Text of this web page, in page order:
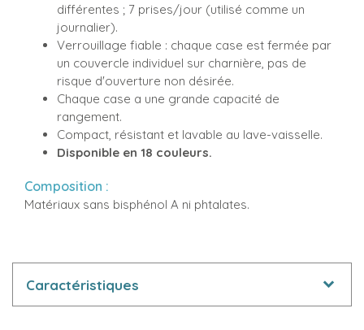
différentes ; 7 prises/jour (utilisé comme un
journalier).
Verrouillage fiable : chaque case est fermée par
un couvercle individuel sur charnière, pas de
risque d'ouverture non désirée.
Chaque case a une grande capacité de
rangement.
Compact, résistant et lavable au lave-vaisselle.
Disponible en 18 couleurs.
Composition :
Matériaux sans bisphénol A ni phtalates.
Caractéristiques